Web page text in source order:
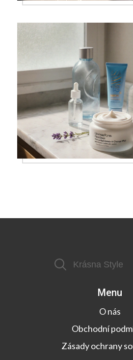
Menu
O nás
Obchodní
Zásady ochrany